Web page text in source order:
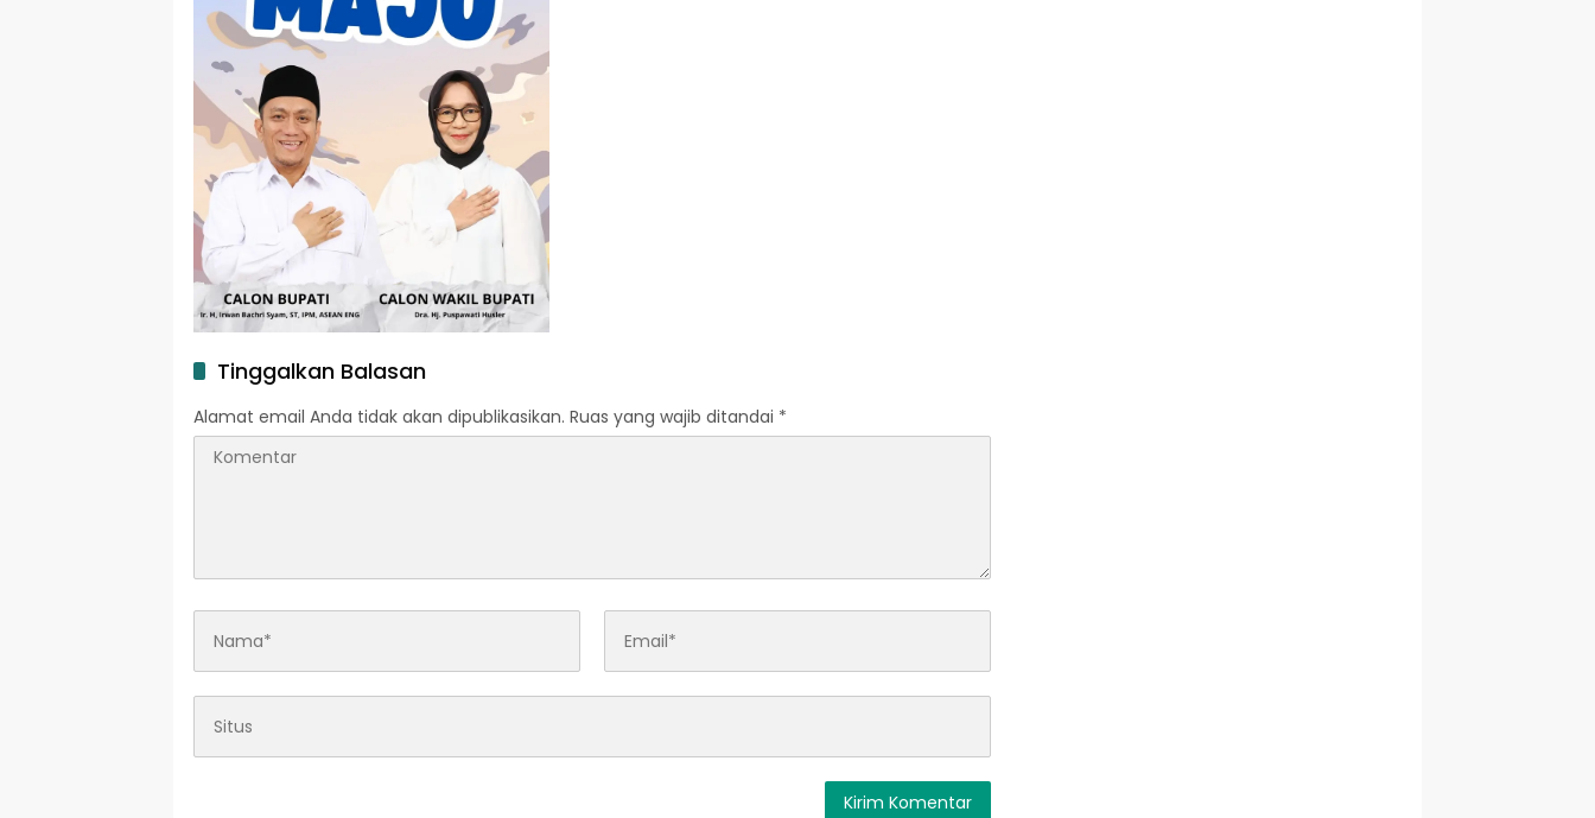
Tinggalkan Balasan
Alamat email Anda tidak akan dipublikasikan. Ruas yang wajib ditandai *